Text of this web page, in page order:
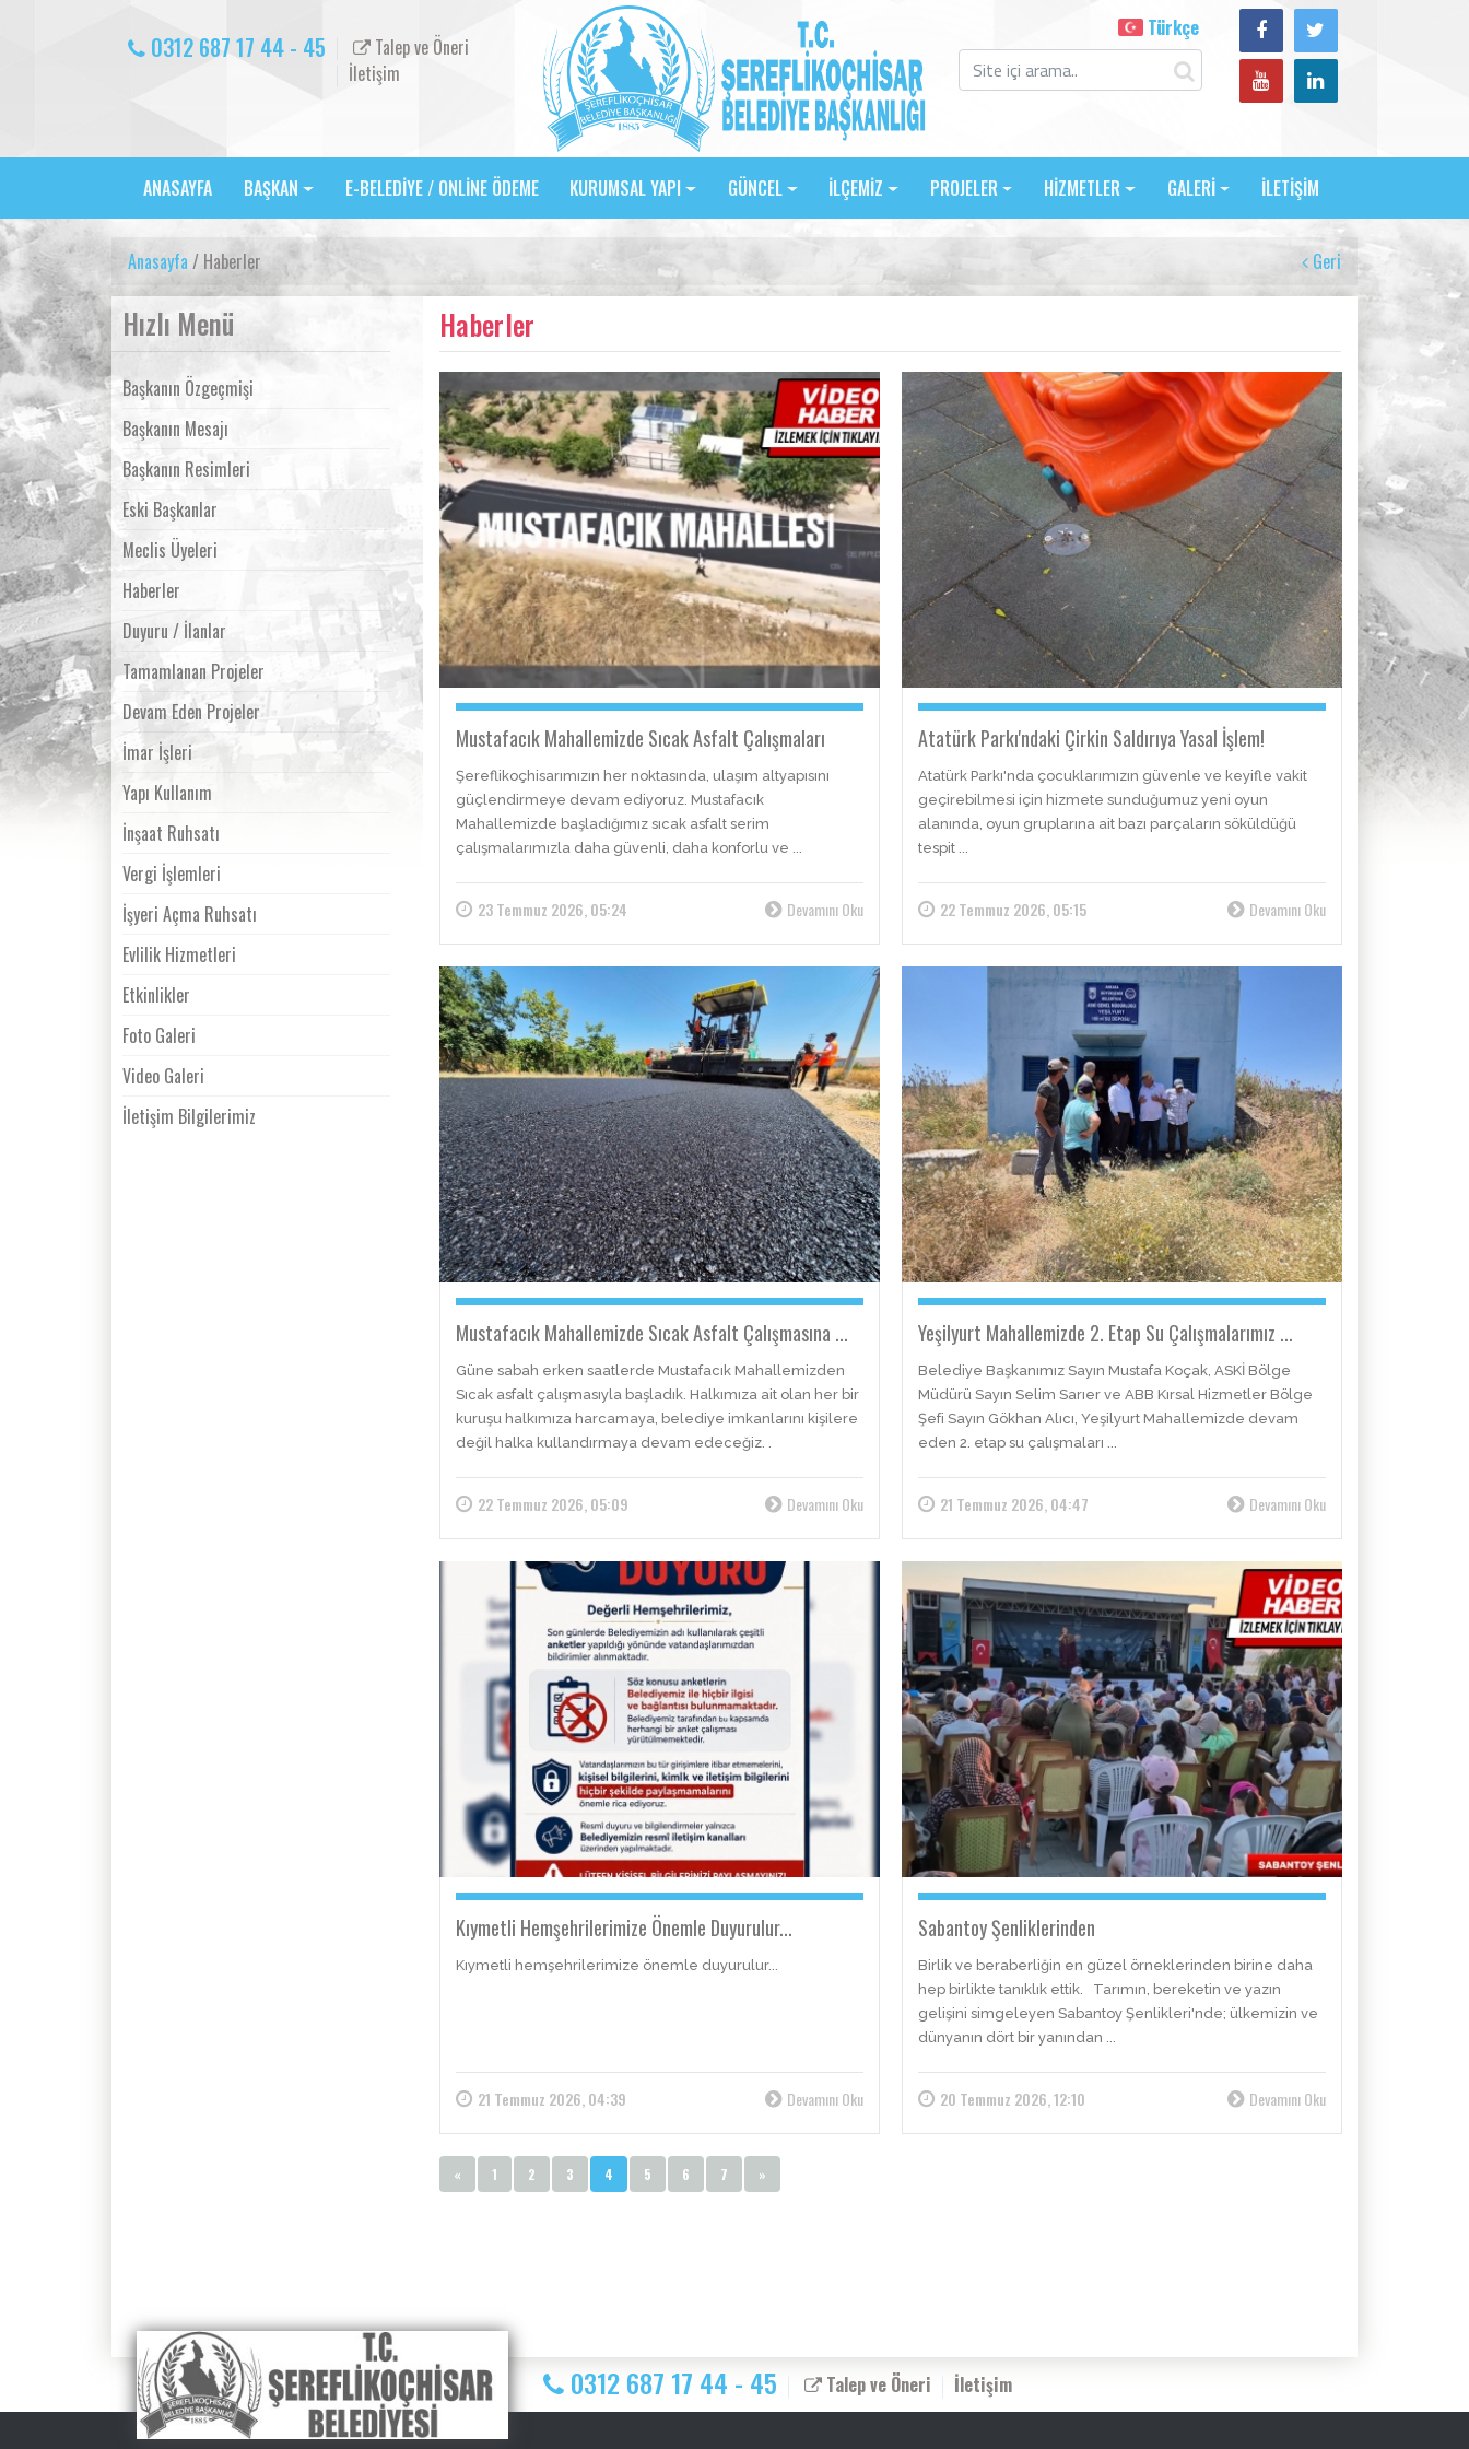
0312 687 17 44 - 45
Talep ve Öneri
İletişim
Türkçe
ANASAYFA BAŞKAN E-BELEDİYE / ONLİNE ÖDEME KURUMSAL YAPI GÜNCEL İLÇEMİZ PROJELER HİZMETLER GALERİ İLETİŞİM
Anasayfa / Haberler Geri
Hızlı Menü
Başkanın Özgeçmişi
Başkanın Mesajı
Başkanın Resimleri
Eski Başkanlar
Meclis Üyeleri
Haberler
Duyuru / İlanlar
Tamamlanan Projeler
Devam Eden Projeler
İmar İşleri
Yapı Kullanım
İnşaat Ruhsatı
Vergi İşlemleri
İşyeri Açma Ruhsatı
Evlilik Hizmetleri
Etkinlikler
Foto Galeri
Video Galeri
İletişim Bilgilerimiz
Haberler
Mustafacık Mahallemizde Sıcak Asfalt Çalışmaları
Şereflikoçhisarımızın her noktasında, ulaşım altyapısını
güçlendirmeye devam ediyoruz. Mustafacık
Mahallemizde başladığımız sıcak asfalt serim
çalışmalarımızla daha güvenli, daha konforlu ve ...
23 Temmuz 2026, 05:24 Devamını Oku
Atatürk Parkı'ndaki Çirkin Saldırıya Yasal İşlem!
Atatürk Parkı'nda çocuklarımızın güvenle ve keyifle vakit
geçirebilmesi için hizmete sunduğumuz yeni oyun
alanında, oyun gruplarına ait bazı parçaların söküldüğü
tespit ...
22 Temmuz 2026, 05:15 Devamını Oku
Mustafacık Mahallemizde Sıcak Asfalt Çalışmasına ...
Güne sabah erken saatlerde Mustafacık Mahallemizden
Sıcak asfalt çalışmasıyla başladık. Halkımıza ait olan her bir
kuruşu halkımıza harcamaya, belediye imkanlarını kişilere
değil halka kullandırmaya devam edeceğiz. .
22 Temmuz 2026, 05:09 Devamını Oku
Yeşilyurt Mahallemizde 2. Etap Su Çalışmalarımız ...
Belediye Başkanımız Sayın Mustafa Koçak, ASKİ Bölge
Müdürü Sayın Selim Sarıer ve ABB Kırsal Hizmetler Bölge
Şefi Sayın Gökhan Alıcı, Yeşilyurt Mahallemizde devam
eden 2. etap su çalışmaları ...
21 Temmuz 2026, 04:47 Devamını Oku
Kıymetli Hemşehrilerimize Önemle Duyurulur...
Kıymetli hemşehrilerimize önemle duyurulur...
21 Temmuz 2026, 04:39 Devamını Oku
Sabantoy Şenliklerinden
Birlik ve beraberliğin en güzel örneklerinden birine daha
hep birlikte tanıklık ettik. Tarımın, bereketin ve yazın
gelişini simgeleyen Sabantoy Şenlikleri'nde; ülkemizin ve
dünyanın dört bir yanından ...
20 Temmuz 2026, 12:10 Devamını Oku
« 1 2 3 4 5 6 7 »
0312 687 17 44 - 45 Talep ve Öneri İletişim